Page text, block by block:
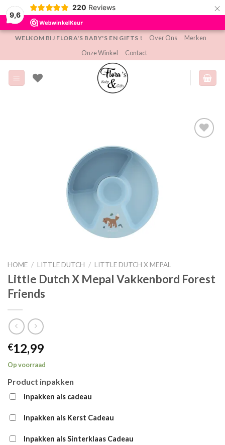
9,6
220 Reviews ×
inhoud
WELKOM BIJ FLORA'S BABY'S EN GIFTS ! Over Ons
Merken
Onze Winkel
Contact
HOME / LITTLE DUTCH / LITTLE DUTCH X MEPAL
Little Dutch X Mepal Vakkenbord Forest
Friends
€12,99
Op voorraad
Product inpakken
inpakken als cadeau
Inpakken als Kerst Cadeau
Inpakken als Sinterklaas Cadeau